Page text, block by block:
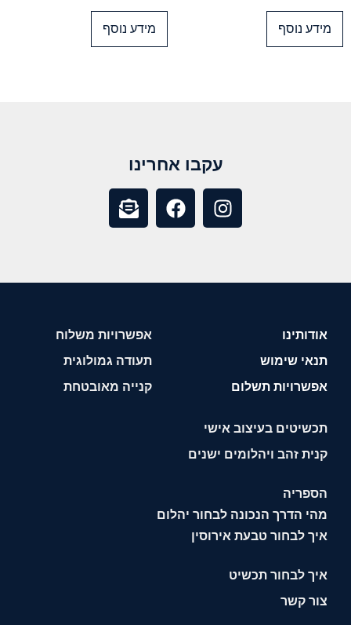
מידע נוסף מידע נוסף
עקבו אחרינו
אודותינו
תנאי שימוש
אפשרויות תשלום
אפשרויות משלוח
תעודה גמולוגית
קנייה מאובטחת
תכשיטים בעיצוב אישי
קנית זהב ויהלומים ישנים
הספריה
מהי הדרך הנכונה לבחור יהלום
איך לבחור טבעת אירוסין
איך לבחור תכשיט
צור קשר